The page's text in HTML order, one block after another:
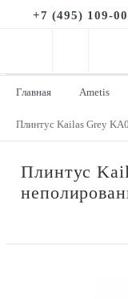
+7 (495) 109-
Главная Ametis
Плинтус Kailas Grey
Плинтус